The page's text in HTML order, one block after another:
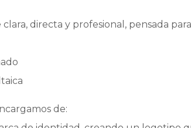
directa y profesional, pensada
de: